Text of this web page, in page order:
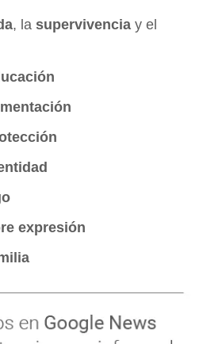
, la supervivencia y el
expresión